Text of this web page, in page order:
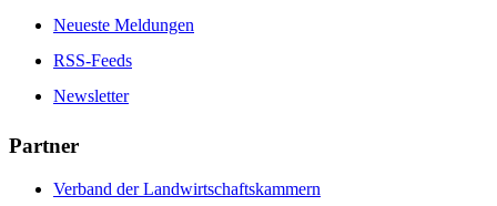
Neueste Meldungen
RSS-Feeds
Newsletter
Partner
Verband der Landwirtschaftskammern